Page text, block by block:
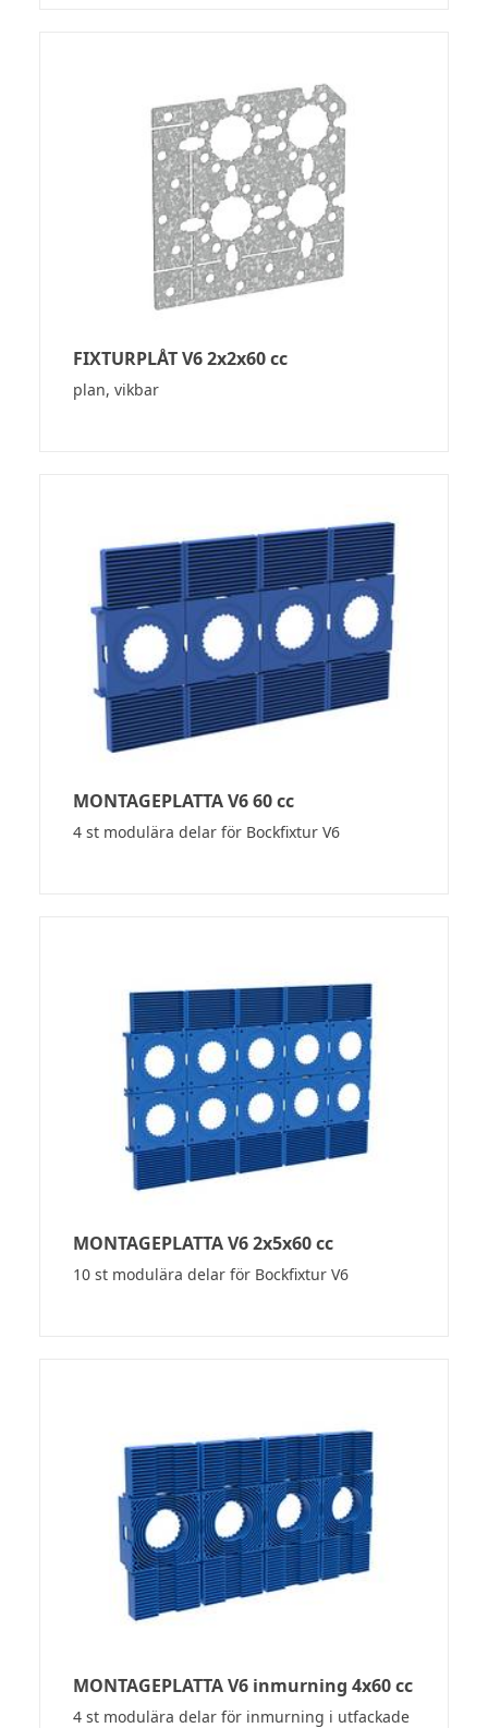
FIXTURPLÅT V6 2x2x60 cc
plan, vikbar
MONTAGEPLATTA V6 60 cc
4 st modulära delar för Bockfixtur V6
MONTAGEPLATTA V6 2x5x60 cc
10 st modulära delar för Bockfixtur V6
MONTAGEPLATTA V6 inmurning 4x60 cc
4 st modulära delar för inmurning i utfackade